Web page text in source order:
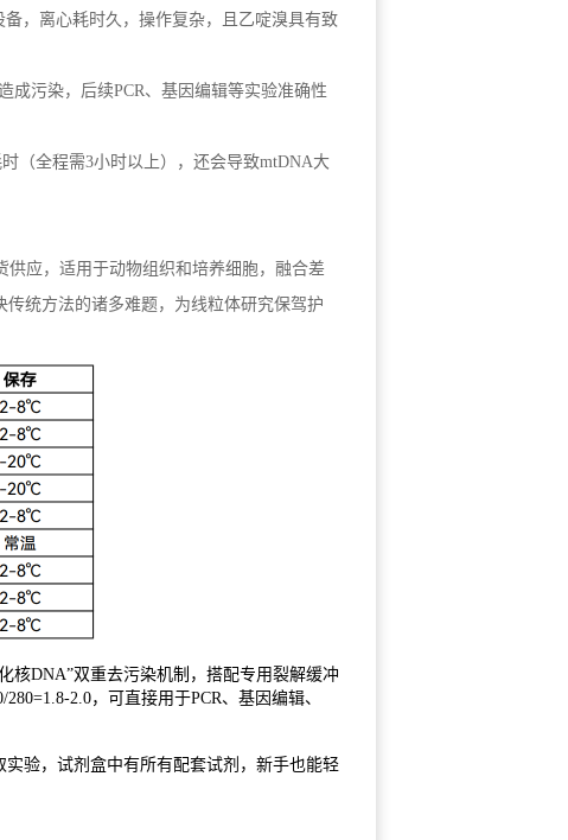
，离心耗时久，操作复杂，且乙啶溴具有致
成污染，后续PCR、基因编辑等实验准确性
（全程需3小时以上），还会导致mtDNA大
供应，适用于动物组织和培养细胞，融合差
统方法的诸多难题，为线粒体研究保驾护
核DNA”双重去污染机制，搭配专用裂解缓冲
2.0，可直接用于PCR、基因编辑、
验，试剂盒中有所有配套试剂，新手也能轻